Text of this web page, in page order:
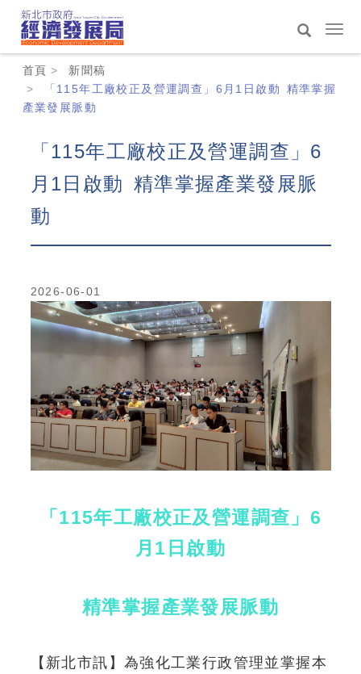
選
換
搜
首頁
新聞稿
「115年工廠校正及營運調查」6月1日啟動 精準掌握
產業發展脈動
「115年工廠校正及營運調查」6
月1日啟動 精準掌握產業發展脈
動
2026-06-01
「115年工廠校正及營運調查」6
月1日啟動
精準掌握產業發展脈動
【新北市訊】為強化工業行政管理並掌握本